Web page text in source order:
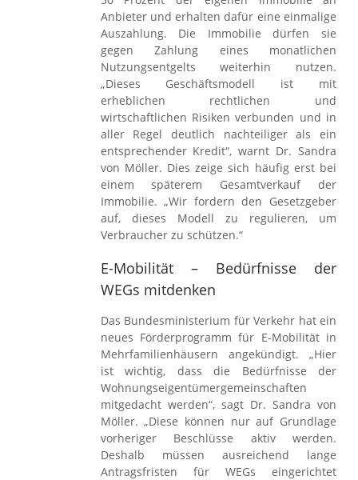
Anbieter und erhalten dafür eine einmalige
Auszahlung. Die Immobilie dürfen sie
gegen Zahlung eines monatlichen
Nutzungsentgelts weiterhin nutzen.
„Dieses Geschäftsmodell ist mit
erheblichen rechtlichen und
wirtschaftlichen Risiken verbunden und in
aller Regel deutlich nachteiliger als ein
entsprechender Kredit“, warnt Dr. Sandra
von Möller. Dies zeige sich häufig erst bei
einem späterem Gesamtverkauf der
Immobilie. „Wir fordern den Gesetzgeber
auf, dieses Modell zu regulieren, um
Verbraucher zu schützen.“
E-Mobilität – Bedürfnisse der
WEGs mitdenken
Das Bundesministerium für Verkehr hat ein
neues Förderprogramm für E-Mobilität in
Mehrfamilienhäusern angekündigt. „Hier
ist wichtig, dass die Bedürfnisse der
Wohnungseigentümergemeinschaften
mitgedacht werden“, sagt Dr. Sandra von
Möller. „Diese können nur auf Grundlage
vorheriger Beschlüsse aktiv werden.
Deshalb müssen ausreichend lange
Antragsfristen für WEGs eingerichtet